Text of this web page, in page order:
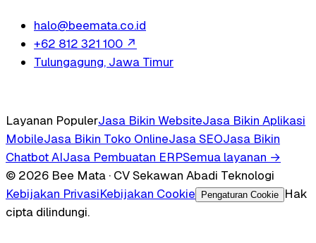
halo@beemata.co.id
+62 812 321 100 ↗
Tulungagung, Jawa Timur
Layanan PopulerJasa Bikin WebsiteJasa Bikin Aplikasi
MobileJasa Bikin Toko OnlineJasa SEOJasa Bikin
Chatbot AIJasa Pembuatan ERPSemua layanan →
© 2026 Bee Mata · CV Sekawan Abadi Teknologi
Kebijakan PrivasiKebijakan Cookie Pengaturan Cookie
Hak
cipta dilindungi.